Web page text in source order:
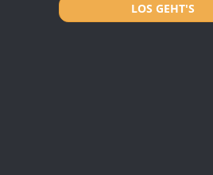
LOS GEHT'S